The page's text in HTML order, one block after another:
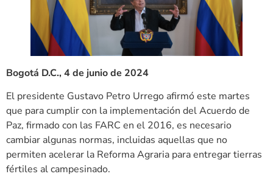
Bogotá D.C., 4 de junio de 2024
El presidente Gustavo Petro Urrego afirmó este martes
que para cumplir con la implementación del Acuerdo de
Paz, firmado con las FARC en el 2016, es necesario
cambiar algunas normas, incluidas aquellas que no
permiten acelerar la Reforma Agraria para entregar tierras
fértiles al campesinado.